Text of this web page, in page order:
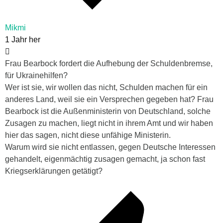
Mikmi
1 Jahr her
Frau Bearbock fordert die Aufhebung der Schuldenbremse,
für Ukrainehilfen?
Wer ist sie, wir wollen das nicht, Schulden machen für ein
anderes Land, weil sie ein Versprechen gegeben hat? Frau
Bearbock ist die Außenministerin von Deutschland, solche
Zusagen zu machen, liegt nicht in ihrem Amt und wir haben
hier das sagen, nicht diese unfähige Ministerin.
Warum wird sie nicht entlassen, gegen Deutsche Interessen
gehandelt, eigenmächtig zusagen gemacht, ja schon fast
Kriegserklärungen getätigt?